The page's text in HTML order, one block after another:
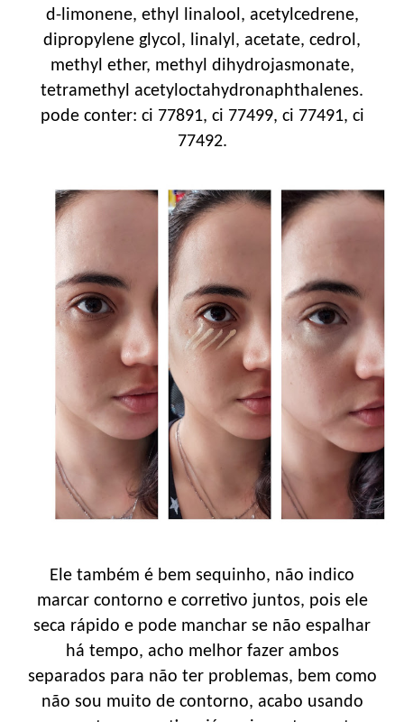
d-limonene, ethyl linalool, acetylcedrene,
dipropylene glycol, linalyl, acetate, cedrol,
methyl ether, methyl dihydrojasmonate,
tetramethyl acetyloctahydronaphthalenes.
pode conter: ci 77891, ci 77499, ci 77491, ci
77492.
Ele também é bem sequinho, não indico
marcar contorno e corretivo juntos, pois ele
seca rápido e pode manchar se não espalhar
há tempo, acho melhor fazer ambos
separados para não ter problemas, bem como
não sou muito de contorno, acabo usando